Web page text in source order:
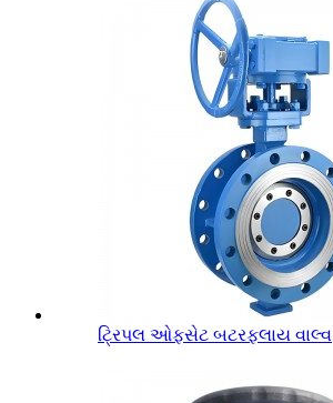
ટ્રિપલ ઓફસેટ બટરફ્લાય વાલ્વ